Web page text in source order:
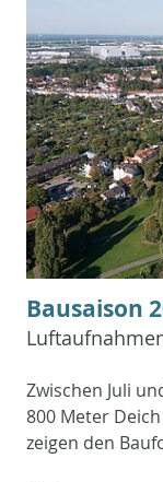
Bausaison
Zwischen Juli
800 Meter
zeigen den